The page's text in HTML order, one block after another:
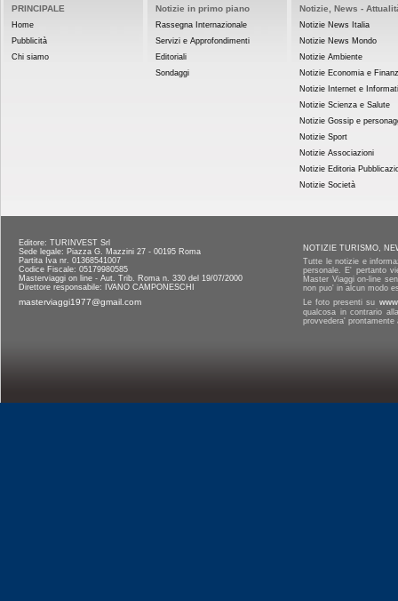
PRINCIPALE
Home
Pubblicità
Chi siamo
Notizie in primo piano
Rassegna Internazionale
Servizi e Approfondimenti
Editoriali
Sondaggi
Notizie, News -
Notizie News Italia
Notizie News Mondo
Notizie Ambiente
Notizie Economia e
Notizie Internet e
Notizie Scienza e Salute
Notizie Gossip e
Notizie Sport
Notizie Associazioni
Notizie Editoria
Notizie Società
Editore: TURINVEST Srl
Sede legale: Piazza G. Mazzini 27 - 00195 Roma
Partita Iva nr. 01368541007
Codice Fiscale: 05179980585
Masterviaggi on line - Aut. Trib. Roma n. 330 del 19/07/2000
Direttore responsabile: IVANO CAMPONESCHI
masterviaggi1977@gmail.com
NOTIZIE TURISMO,
Tutte le notizie e
personale. E' pertanto
Master Viaggi on-line
non puo' in alcun modo
Le foto presenti su
qualcosa in contrario
provvedera'